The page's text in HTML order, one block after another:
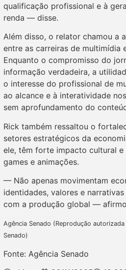
qualificação profissional e à
renda — disse.
Além disso, o relator chamou a
entre as carreiras de multimídia
Enquanto o compromisso do
informação verdadeira, a
o interesse do profissional de
ao alcance e à interatividade
sem aprofundamento do
Rick também ressaltou o
setores estratégicos da
ele, têm forte impacto cultural
games e animações.
— Não apenas movimentam
identidades, valores e
com a produção global —
Agência Senado (Reprodução
Senado)
Fonte: Agência Senado